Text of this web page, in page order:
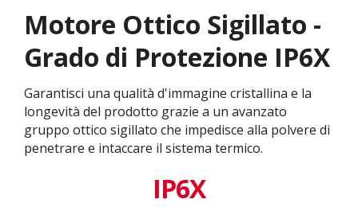
Motore Ottico Sigillato -
Grado di Protezione IP6X
Garantisci una qualità d'immagine cristallina e la
longevità del prodotto grazie a un avanzato
gruppo ottico sigillato che impedisce alla polvere di
penetrare e intaccare il sistema termico.​
IP6X